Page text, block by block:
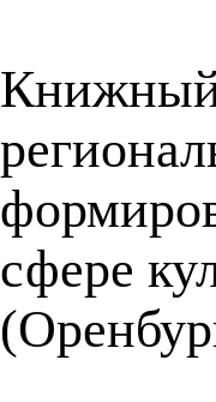
Книжный
сфере